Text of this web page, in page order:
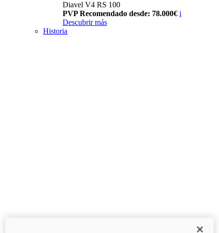
Diavel V4 RS 100
PVP Recomendado desde: 78.000€ i
Descubrir más
Historia